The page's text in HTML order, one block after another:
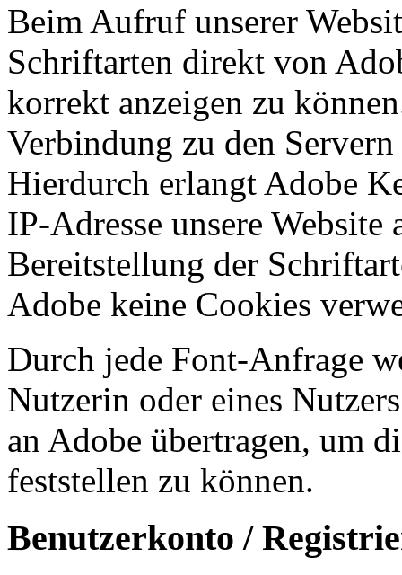
Beim Aufruf unserer
Schriftarten direkt von
korrekt anzeigen zu
Verbindung zu den
Hierdurch erlangt Adobe
IP-Adresse unsere
Bereitstellung der
Adobe keine Cookies
Durch jede Font-Anfrage
Nutzerin oder eines
an Adobe übertragen, um
feststellen zu können.
Benutzerkonto /